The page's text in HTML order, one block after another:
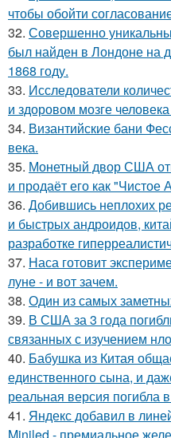
чтобы обойти
32. Совершенно
был найден в Лондоне на
1868 году.
33. Исследователи
и здоровом мозге
34. Византийские бани
века.
35. Монетный двор США
и продаёт его как "Чистое
36. Добившись неплохих
и быстрых андроидов,
разработке
37. Наса готовит
луне - и вот зачем.
38. Один из самых
39. В США за 3 года
связанных с изучением
40. Бабушка из Китая
единственного сына, и
реальная версия погибла
41. Яндекс добавил в
Miniled - премиальное